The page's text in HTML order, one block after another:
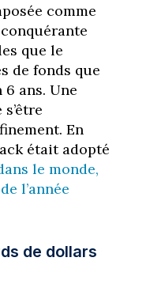
comme
que le
de fonds que
ans. Une
En
était adopté
le monde,
l’année
de dollars